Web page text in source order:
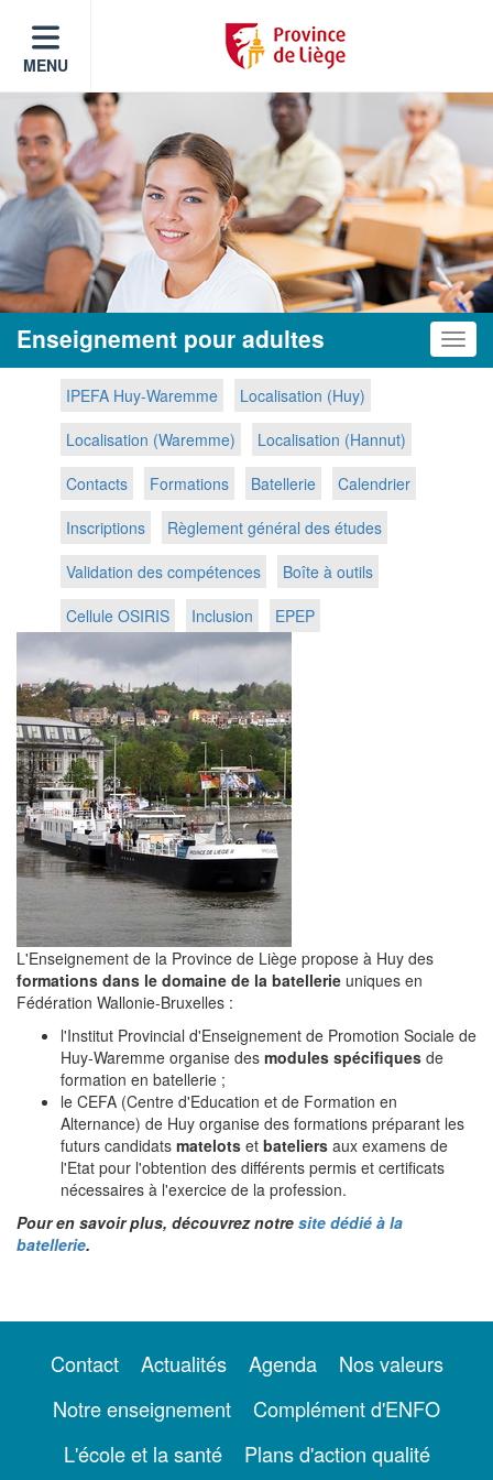
MENU
Enseignement pour adultes
IPEFA Huy-Waremme
Localisation (Huy)
Localisation (Waremme)
Localisation (Hannut)
Contacts
Formations Batellerie
Calendrier
Inscriptions
Règlement général des études
Validation des compétences
Boîte à outils
Cellule OSIRIS
Inclusion EPEP
L'Enseignement de la Province de Liège propose à Huy des
formations dans le domaine de la batellerie uniques en
Fédération Wallonie-Bruxelles :
l'Institut Provincial d'Enseignement de Promotion Sociale de
Huy-Waremme organise des modules spécifiques de
formation en batellerie ;
le CEFA (Centre d'Education et de Formation en
Alternance) de Huy organise des formations préparant les
futurs candidats matelots et bateliers aux examens de
l'Etat pour l'obtention des différents permis et certificats
nécessaires à l'exercice de la profession.
Pour en savoir plus, découvrez notre site dédié à la
batellerie.
Contact Actualités Agenda
Nos valeurs
Notre enseignement
Complément d'ENFO
L'école et la santé
Plans d'action qualité